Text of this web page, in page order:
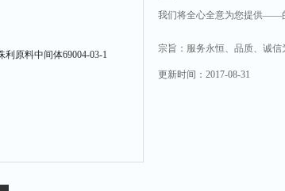
我们将全心全意为您提供——
宗旨：服务永恒、品质、诚
托曲珠利原料中间体69004-03-
更新时间： 2017-08-31